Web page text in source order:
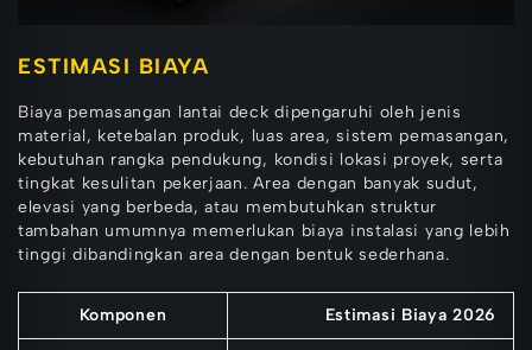
ESTIMASI BIAYA
Biaya pemasangan lantai deck dipengaruhi oleh jenis
material, ketebalan produk, luas area, sistem pemasangan,
kebutuhan rangka pendukung, kondisi lokasi proyek, serta
tingkat kesulitan pekerjaan. Area dengan banyak sudut,
elevasi yang berbeda, atau membutuhkan struktur
tambahan umumnya memerlukan biaya instalasi yang lebih
tinggi dibandingkan area dengan bentuk sederhana.
Komponen Estimasi Biaya 2026